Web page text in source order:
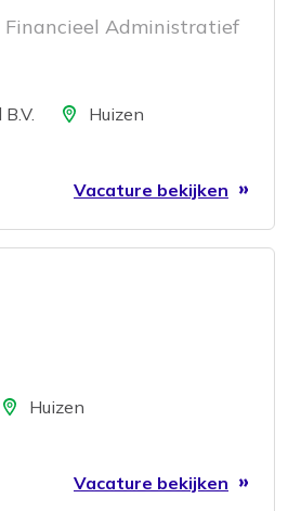
Financieel Administratief
LocatieHuizen
Vacature bekijken
Huizen
Vacature bekijken